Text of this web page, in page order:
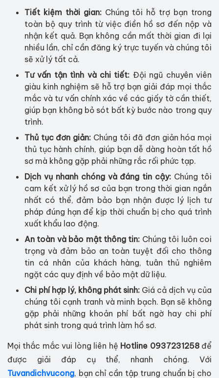
Tiết kiệm thời gian:Chúng tôi hỗ trợ bạn trong
toàn bộ quy trình từ việc điền hồ sơ đến nộp và
nhận kết quả. Bạn không cần mất thời gian đi lại
nhiều lần, chỉ cần đăng ký trực tuyến và chúng tôi
sẽ xử lý tất cả.
Tư vấn tận tình và chi tiết: Đội ngũ chuyên viên
giàu kinh nghiệm sẽ hỗ trợ bạn giải đáp mọi thắc
mắc và tư vấn chính xác về các giấy tờ cần thiết,
giúp bạn không bỏ sót bất kỳ bước nào trong quy
trình.
Thủ tục đơn giản: Chúng tôi đã đơn giản hóa mọi
thủ tục hành chính, giúp bạn dễ dàng hoàn tất hồ
sơ mà không gặp phải những rắc rối phức tạp.
Dịch vụ nhanh chóng và đáng tin cậy: Chúng tôi
cam kết xử lý hồ sơ của bạn trong thời gian ngắn
nhất có thể, đảm bảo bạn nhận được lý lịch tư
pháp đúng hạn để kịp thời chuẩn bị cho quá trình
xuất khẩu lao động.
An toàn và bảo mật thông tin: Chúng tôi luôn coi
trọng và đảm bảo an toàn tuyệt đối cho thông
tin cá nhân của khách hàng, tuân thủ nghiêm
ngặt các quy định về bảo mật dữ liệu.
Chi phí hợp lý, không phát sinh: Giá cả dịch vụ của
chúng tôi cạnh tranh và minh bạch. Bạn sẽ không
gặp phải những khoản phí bất ngờ hay chi phí
phát sinh trong quá trình làm hồ sơ.
Mọi thắc mắc vui lòng liên hệ Hotline 0937231258để
được giải đáp cụ thể, nhanh chóng. Với
Tuvandichvucong, bạn chỉ cần tập trung chuẩn bị cho